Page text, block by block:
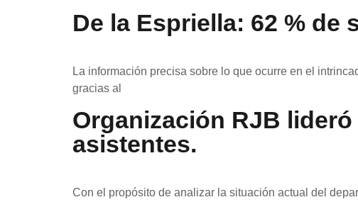
De la Espriella: 62 %
La información precisa sobre lo que ocurre en el
gracias al
Organización RJB
asistentes.
Con el propósito de analizar la situación actual del